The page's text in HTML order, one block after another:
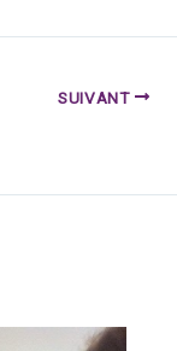
SUIVANT